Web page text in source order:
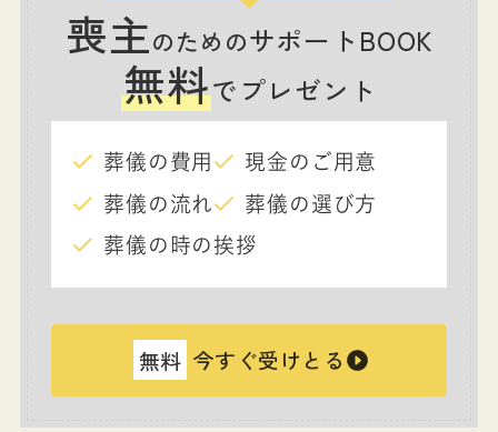
喪主のためのサポートBOOK
無料でプレゼント
葬儀の費用
現金のご用意
葬儀の流れ
葬儀の選び方
葬儀の時の挨拶
無料 今すぐ受けとる